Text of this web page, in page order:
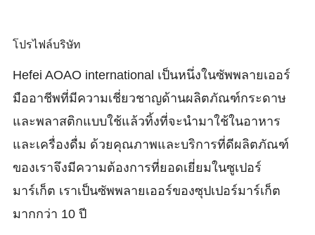
โปรไฟล์บริษัท
Hefei AOAO international เป็นหนึ่งในซัพพลายเออร์
มืออาชีพที่มีความเชี่ยวชาญด้านผลิตภัณฑ์กระดาษ
และพลาสติกแบบใช้แล้วทิ้งที่จะนำมาใช้ในอาหาร
และเครื่องดื่ม ด้วยคุณภาพและบริการที่ดีผลิตภัณฑ์
ของเราจึงมีความต้องการที่ยอดเยี่ยมในซูเปอร์
มาร์เก็ต เราเป็นซัพพลายเออร์ของซุปเปอร์มาร์เก็ต
มากกว่า 10 ปี